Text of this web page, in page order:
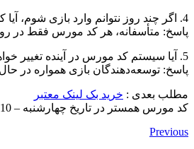
4. اگر چند روز نتوانم وارد بازی شوم، آیا کدهای مورس از دست رفته را می‌توانم جبران کنم؟
پاسخ: متأسفانه، هر کد مورس فقط در
5. آیا سیستم کد مورس در آینده تغییر خواهد کرد؟
پاسخ: توسعه‌دهندگان بازی همواره در
مطلب بعدی : خرید بک لینک معتبر
کد مورس همستر در تاریخ چهارشنبه – 10مرداد ۱۴۰۳ |
Previous